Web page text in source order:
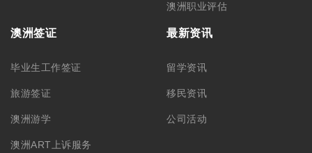
澳洲职业评估
澳洲签证
毕业生工作签证
旅游签证
澳洲游学
澳洲ART上诉服务
最新资讯
留学资讯
移民资讯
公司活动